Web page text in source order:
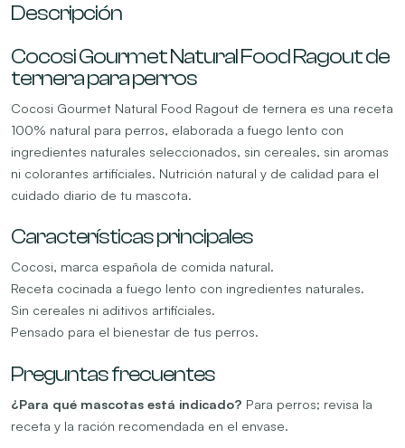
Descripción
Cocosi Gourmet Natural Food Ragout de
ternera para perros
Cocosi Gourmet Natural Food Ragout de ternera es una receta
100% natural para perros, elaborada a fuego lento con
ingredientes naturales seleccionados, sin cereales, sin aromas
ni colorantes artificiales. Nutrición natural y de calidad para el
cuidado diario de tu mascota.
Características principales
Cocosi, marca española de comida natural.
Receta cocinada a fuego lento con ingredientes naturales.
Sin cereales ni aditivos artificiales.
Pensado para el bienestar de tus perros.
Preguntas frecuentes
¿Para qué mascotas está indicado? Para perros; revisa la
receta y la ración recomendada en el envase.